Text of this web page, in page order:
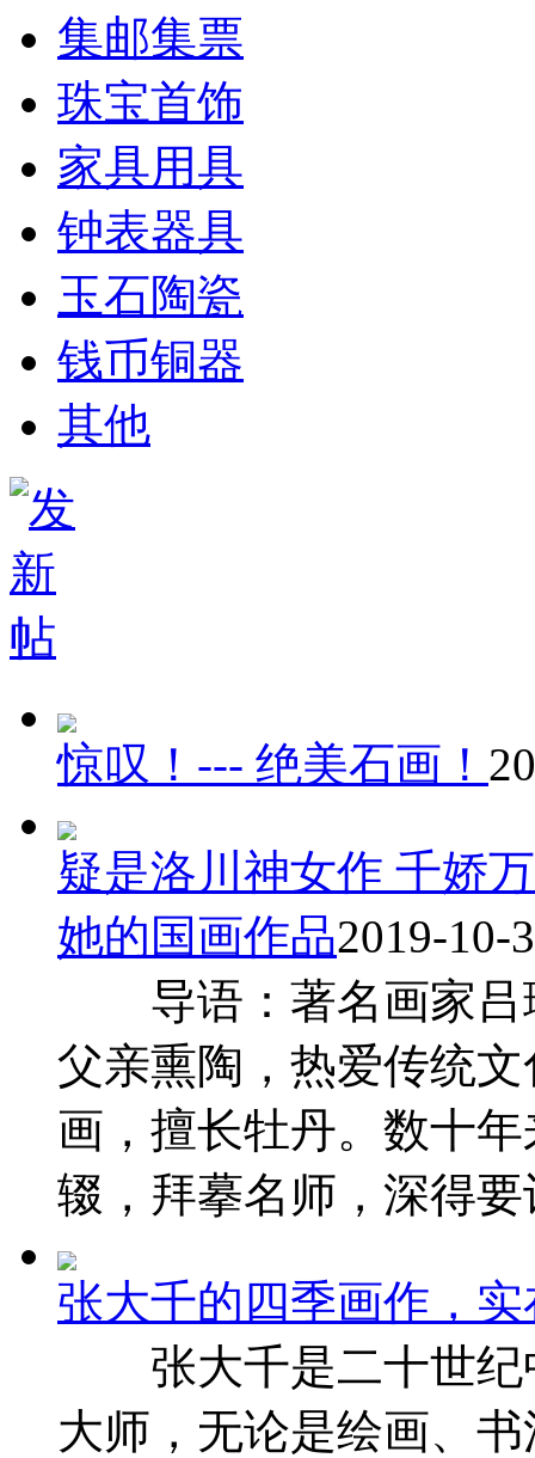
集邮集票
珠宝首饰
家具用具
钟表器具
玉石陶瓷
钱币铜器
其他
惊叹！--- 绝美石画！
疑是洛川神女作 千娇
她的国画作品2019-10-
导语：著名画家吕
父亲熏陶，热爱传统
画，擅长牡丹。数十
辍，拜摹名师，深得要
张大千的四季画作，
张大千是二十世纪
大师，无论是绘画、